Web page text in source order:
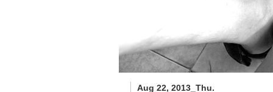
Aug 22, 2013_Thu.